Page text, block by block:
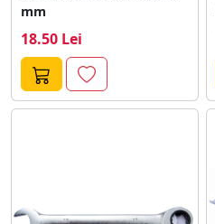
mm
18.50 Lei